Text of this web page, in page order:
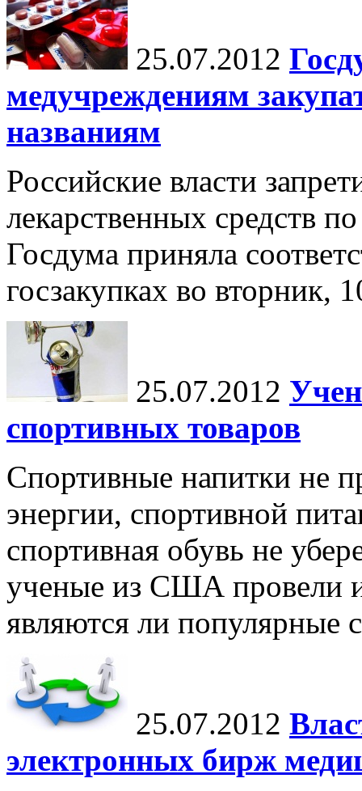
25.07.2012
медучреждениям
названиям
Российские власти
лекарственных средств
Госдума приняла
госзакупках во вторник,
25.07.2012
спортивных товаров
Спортивные напитки не
энергии, спортивной
спортивная обувь не
ученые из США провели
являются ли популярные
25.07.2012
электронных бирж